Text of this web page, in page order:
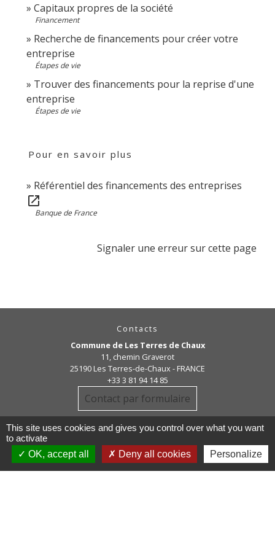
Capitaux propres de la société
Financement
Recherche de financements pour créer votre
entreprise
Étapes de vie
Trouver des financements pour la reprise d'une
entreprise
Étapes de vie
Pour en savoir plus
Référentiel des financements des entreprises
open_in_new
Banque de France
Signaler une erreur sur cette page
Contacts
Commune de Les Terres de Chaux
11, chemin Graverot
25190 Les Terres-de-Chaux - FRANCE
+33 3 81 94 14 85
Contact par formulaire
This site uses cookies and gives you control over what you want
to activate
OK, accept all
Deny all cookies Personalize